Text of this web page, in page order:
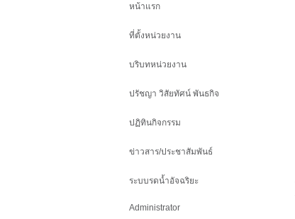
หน้าแรก
ที่ตั้งหน่วยงาน
บริบทหน่วยงาน
ปรัชญา วิสัยทัศน์ พันธกิจ
ปฏิทินกิจกรรม
ข่าวสาร/ประชาสัมพันธ์
ระบบรดน้ำอัจฉริยะ
Administrator